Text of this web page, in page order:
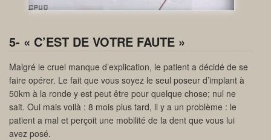
5- « C’EST DE VOTRE FAUTE »
Malgré le cruel manque d’explication, le patient a décidé de se
faire opérer. Le fait que vous soyez le seul poseur d’implant à
50km à la ronde y est peut être pour quelque chose; nul ne
sait. Oui mais voilà : 8 mois plus tard, il y a un problème : le
patient a mal et perçoit une mobilité de la dent que vous lui
avez posé.